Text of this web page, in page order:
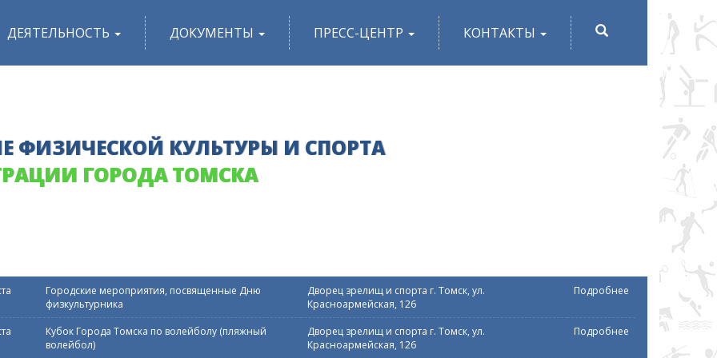
ДЕЯТЕЛЬНОСТЬ ДОКУМЕНТЫ ПРЕСС-ЦЕНТР КОНТАКТЫ
ФИЗИЧЕСКОЙ КУЛЬТУРЫ И СПОРТА
ГОРОДА ТОМСКА
Городские мероприятия, посвященные Дню
физкультурника
Дворец зрелищ и спорта г. Томск, ул.
Красноармейская, 126
Подробнее
Кубок Города Томска по волейболу (пляжный
волейбол)
Дворец зрелищ и спорта г. Томск, ул.
Красноармейская, 126
Подробнее